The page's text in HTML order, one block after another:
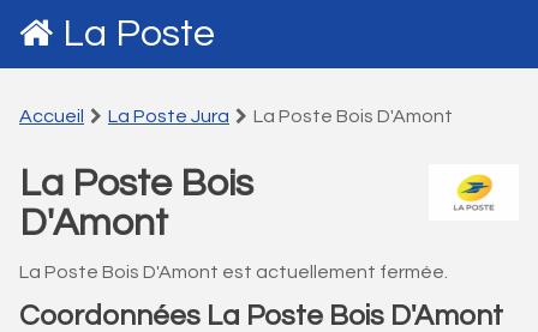
La Poste
Accueil La Poste Jura La Poste Bois D'Amont
La Poste Bois
D'Amont
La Poste Bois D'Amont est actuellement fermée.
Coordonnées La Poste Bois D'Amont